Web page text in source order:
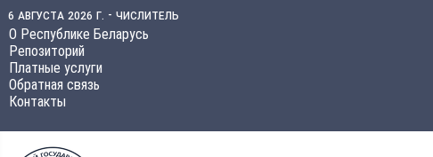
6 августа 2026 г. - числитель
О Республике Беларусь
Репозиторий
Платные услуги
Обратная связь
Контакты